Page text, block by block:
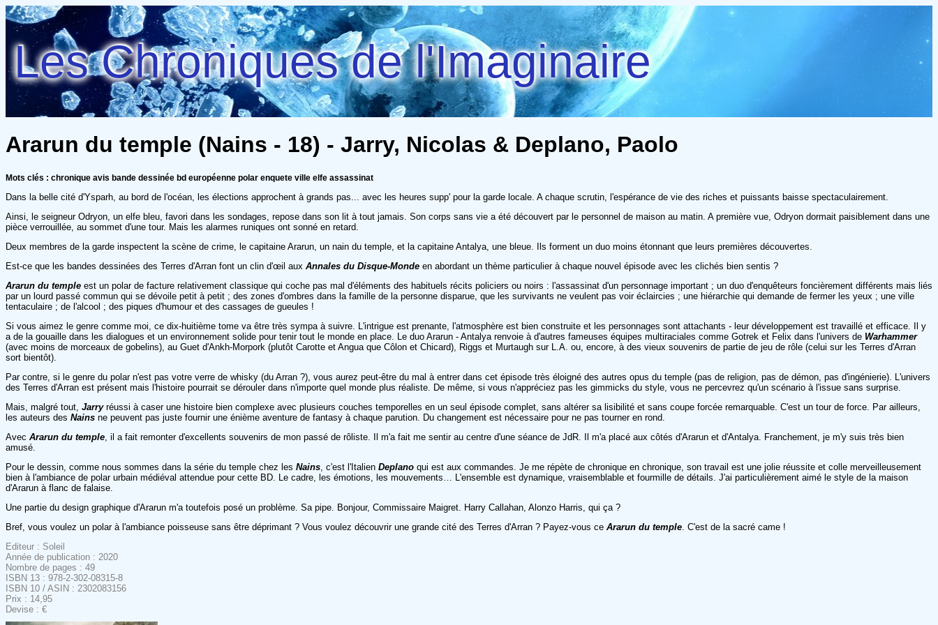
Les Chroniques de l'Imaginaire
Ararun du temple (Nains - 18) - Jarry, Nicolas & Deplano, Paolo
Mots clés : chronique avis bande dessinée bd européenne polar enquete ville elfe assassinat
Dans la belle cité d'Ysparh, au bord de l'océan, les élections approchent à grands pas... avec les heures supp' pour la garde locale. A chaque scrutin, l'espérance de vie des riches et puissants baisse spectaculairement.
Ainsi, le seigneur Odryon, un elfe bleu, favori dans les sondages, repose dans son lit à tout jamais. Son corps sans vie a été découvert par le personnel de maison au matin. A première vue, Odryon dormait paisiblement dans une
pièce verrouillée, au sommet d'une tour. Mais les alarmes runiques ont sonné en retard.
Deux membres de la garde inspectent la scène de crime, le capitaine Ararun, un nain du temple, et la capitaine Antalya, une bleue. Ils forment un duo moins étonnant que leurs premières découvertes.
Est-ce que les bandes dessinées des Terres d'Arran font un clin d'œil aux Annales du Disque-Monde en abordant un thème particulier à chaque nouvel épisode avec les clichés bien sentis ?
Ararun du temple est un polar de facture relativement classique qui coche pas mal d'éléments des habituels récits policiers ou noirs : l'assassinat d'un personnage important ; un duo d'enquêteurs foncièrement différents mais liés
par un lourd passé commun qui se dévoile petit à petit ; des zones d'ombres dans la famille de la personne disparue, que les survivants ne veulent pas voir éclaircies ; une hiérarchie qui demande de fermer les yeux ; une ville
tentaculaire ; de l'alcool ; des piques d'humour et des cassages de gueules !
Si vous aimez le genre comme moi, ce dix-huitième tome va être très sympa à suivre. L'intrigue est prenante, l'atmosphère est bien construite et les personnages sont attachants - leur développement est travaillé et efficace. Il y
a de la gouaille dans les dialogues et un environnement solide pour tenir tout le monde en place. Le duo Ararun - Antalya renvoie à d'autres fameuses équipes multiraciales comme Gotrek et Felix dans l'univers de Warhammer
(avec moins de morceaux de gobelins), au Guet d'Ankh-Morpork (plutôt Carotte et Angua que Côlon et Chicard), Riggs et Murtaugh sur L.A. ou, encore, à des vieux souvenirs de partie de jeu de rôle (celui sur les Terres d'Arran
sort bientôt).
Par contre, si le genre du polar n'est pas votre verre de whisky (du Arran ?), vous aurez peut-être du mal à entrer dans cet épisode très éloigné des autres opus du temple (pas de religion, pas de démon, pas d'ingénierie). L'univers
des Terres d'Arran est présent mais l'histoire pourrait se dérouler dans n'importe quel monde plus réaliste. De même, si vous n'appréciez pas les gimmicks du style, vous ne percevrez qu'un scénario à l'issue sans surprise.
Mais, malgré tout, Jarry réussi à caser une histoire bien complexe avec plusieurs couches temporelles en un seul épisode complet, sans altérer sa lisibilité et sans coupe forcée remarquable. C'est un tour de force. Par ailleurs,
les auteurs des Nains ne peuvent pas juste fournir une énième aventure de fantasy à chaque parution. Du changement est nécessaire pour ne pas tourner en rond.
Avec Ararun du temple , il a fait remonter d'excellents souvenirs de mon passé de rôliste. Il m'a fait me sentir au centre d'une séance de JdR. Il m'a placé aux côtés d'Ararun et d'Antalya. Franchement, je m'y suis très bien
amusé.
Pour le dessin, comme nous sommes dans la série du temple chez les Nains , c'est l'Italien Deplano qui est aux commandes. Je me répète de chronique en chronique, son travail est une jolie réussite et colle merveilleusement
bien à l'ambiance de polar urbain médiéval attendue pour cette BD. Le cadre, les émotions, les mouvements… L'ensemble est dynamique, vraisemblable et fourmille de détails. J'ai particulièrement aimé le style de la maison
d'Ararun à flanc de falaise.
Une partie du design graphique d'Ararun m'a toutefois posé un problème. Sa pipe. Bonjour, Commissaire Maigret. Harry Callahan, Alonzo Harris, qui ça ?
Bref, vous voulez un polar à l'ambiance poisseuse sans être déprimant ? Vous voulez découvrir une grande cité des Terres d'Arran ? Payez-vous ce Ararun du temple . C'est de la sacré came !
Editeur : Soleil
Année de publication : 2020
Nombre de pages : 49
ISBN 13 : 978-2-302-08315-8
ISBN 10 / ASIN : 2302083156
Prix : 14,95
Devise : €